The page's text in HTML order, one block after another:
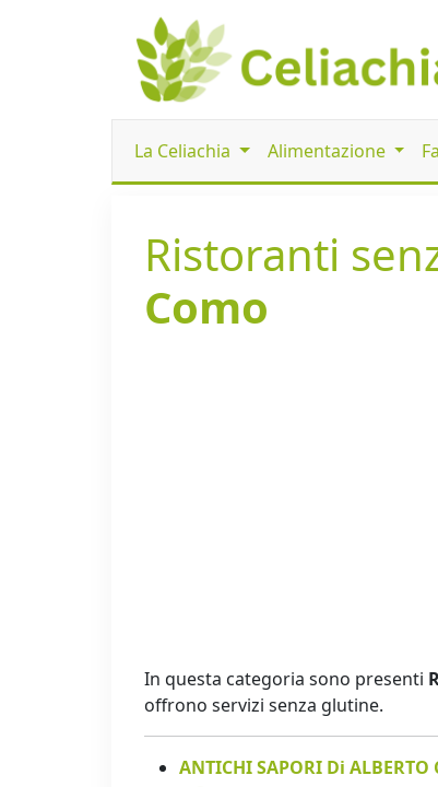
La Celiachia Alimentazione
Ristoranti
Como
In questa categoria sono presenti
offrono servizi senza glutine.
ANTICHI SAPORI Di ALBERTO